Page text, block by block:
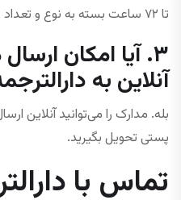
تا ۷۲ ساعت بسته به نوع و تعداد مدارک.
۳. آیا امکان
آنلاین به
بله. مدارک را می‌توانید آنلاین
پستی تحویل بگیرید.
تماس با